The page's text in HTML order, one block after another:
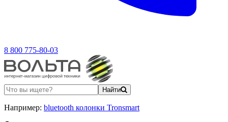
8 800 775-80-03
Найти
Например: bluetooth колонки Tronsmart